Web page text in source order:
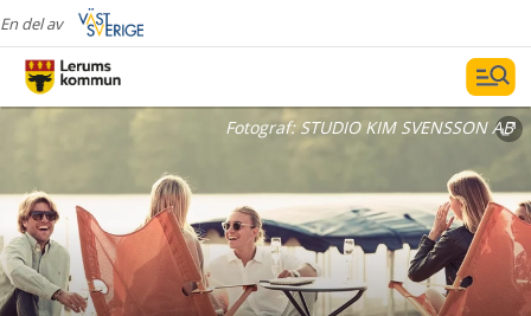
En del av
Fotograf:STUDIO KIM SVENSSON AB